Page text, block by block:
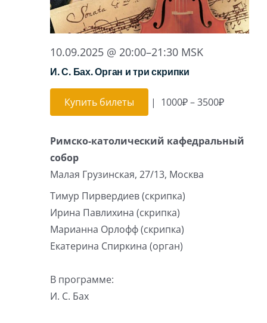
10.09.2025 @ 20:00–21:30 MSK
И. С. Бах. Орган и три скрипки
Купить билеты | 1000₽ – 3500₽
Римско-католический кафедральный
собор
Малая Грузинская, 27/13, Москва
Тимур Пирвердиев (скрипка)
Ирина Павлихина (скрипка)
Марианна Орлофф (скрипка)
Екатерина Спиркина (орган)
В программе:
И. С. Бах